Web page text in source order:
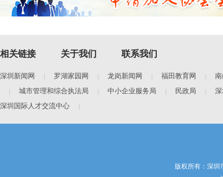
相关链接 关于我们 联系我们
深圳新闻网 罗湖家园网 龙岗新闻网 福田教育网
城市管理和综合执法局 中小企业服务局 民政局
深圳国际人才交流中心
版权所有：深圳